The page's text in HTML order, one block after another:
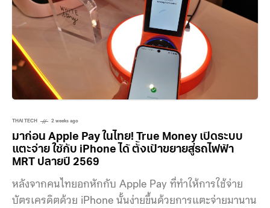
แน่นอน ดีไซน์หูฟัง โดยรวมแล้ว
THAI TECH 2 weeks ago
มาก่อน Apple Pay ในไทย! True Money เปิดระบบ
แตะจ่าย ใช้กับ iPhone ได้ ตั้งเป้าขยายสู่รถไฟฟ้า
MRT ปลายปี 2569
หลังจากคนไทยอกหักกับ Apple Pay ที่ทำให้การใช้จ่าย
บัตรเครดิตด้วย iPhone นั้นง่ายขึ้นด้วยการแตะจ่ายมานาน